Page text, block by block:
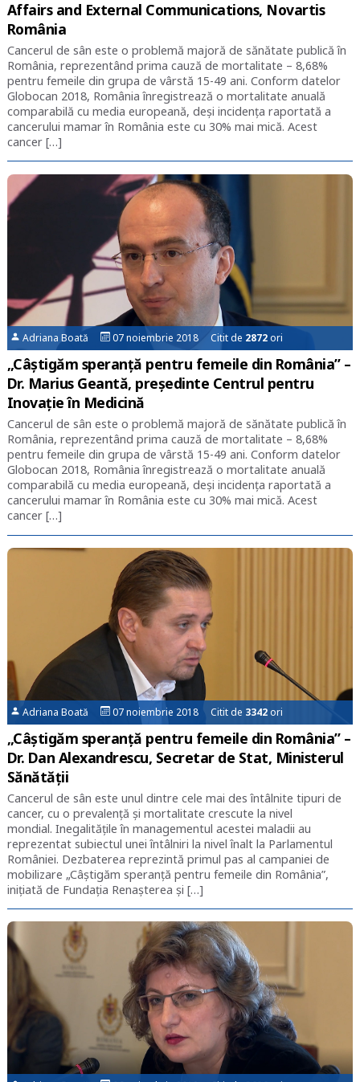
Affairs and External Communications, Novartis
România
Cancerul de sân este o problemă majoră de sănătate publică în
România, reprezentând prima cauză de mortalitate – 8,68%
pentru femeile din grupa de vârstă 15-49 ani. Conform datelor
Globocan 2018, România înregistrează o mortalitate anuală
comparabilă cu media europeană, deși incidența raportată a
cancerului mamar în România este cu 30% mai mică. Acest
cancer […]
Adriana Boată 07 noiembrie 2018 Citit de 2872ori
„Câștigăm speranță pentru femeile din România” –
Dr. Marius Geantă, președinte Centrul pentru
Inovație în Medicină
Cancerul de sân este o problemă majoră de sănătate publică în
România, reprezentând prima cauză de mortalitate – 8,68%
pentru femeile din grupa de vârstă 15-49 ani. Conform datelor
Globocan 2018, România înregistrează o mortalitate anuală
comparabilă cu media europeană, deși incidența raportată a
cancerului mamar în România este cu 30% mai mică. Acest
cancer […]
Adriana Boată 07 noiembrie 2018 Citit de 3342ori
„Câștigăm speranță pentru femeile din România” –
Dr. Dan Alexandrescu, Secretar de Stat, Ministerul
Sănătății
Cancerul de sân este unul dintre cele mai des întâlnite tipuri de
cancer, cu o prevalență și mortalitate crescute la nivel
mondial. Inegalitățile în managementul acestei maladii au
reprezentat subiectul unei întâlniri la nivel înalt la Parlamentul
României. Dezbaterea reprezintă primul pas al campaniei de
mobilizare „Câștigăm speranță pentru femeile din România”,
inițiată de Fundația Renașterea și […]